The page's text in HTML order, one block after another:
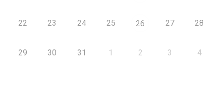
22 23 24 25 26 27 28
29 30 31 1 2 3 4